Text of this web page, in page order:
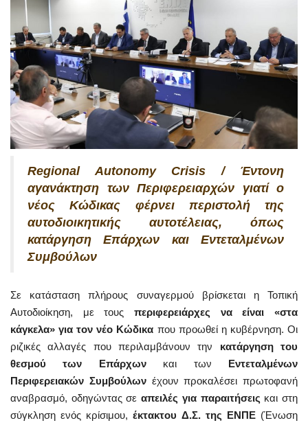
Regional Autonomy Crisis / Έντονη
αγανάκτηση των Περιφερειαρχών γιατί ο
νέος Κώδικας φέρνει περιστολή της
αυτοδιοικητικής αυτοτέλειας, όπως
κατάργηση Επάρχων και Εντεταλμένων
Συμβούλων
Σε κατάσταση πλήρους συναγερμού βρίσκεται η Τοπική
Αυτοδιοίκηση, με τους περιφερειάρχες να είναι «στα
κάγκελα» για τον νέο Κώδικα που προωθεί η κυβέρνηση. Οι
ριζικές αλλαγές που περιλαμβάνουν την κατάργηση του
θεσμού των Επάρχωνκαι των Εντεταλμένων
Περιφερειακών Συμβούλωνέχουν προκαλέσει πρωτοφανή
αναβρασμό, οδηγώντας σεαπειλές για παραιτήσεις και στη
σύγκληση ενός κρίσιμου,έκτακτου Δ.Σ. της ΕΝΠΕ(Ένωση